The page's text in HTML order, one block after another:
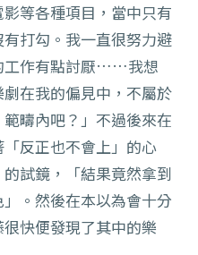
等各種項目，當中只有
打勾。我一直很努力避
工作有點討厭……我想
在我的偏見中，不屬於
疇內吧？」不過後來在
反正也不會上」的心
試鏡，「結果竟然拿到
。然後在本以為會十分
快便發現了其中的樂